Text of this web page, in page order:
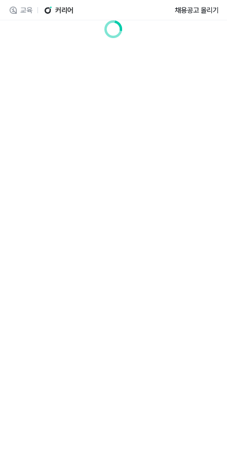
교육 커리어 채용공고 올리기